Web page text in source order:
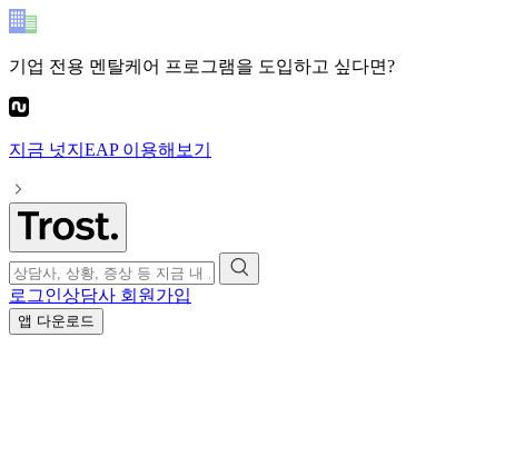
기업 전용 멘탈케어 프로그램을 도입하고 싶다면?
지금 넛지EAP이용해보기
로그인상담사 회원가입
앱 다운로드